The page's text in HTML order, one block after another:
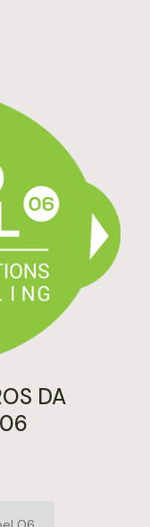
DA